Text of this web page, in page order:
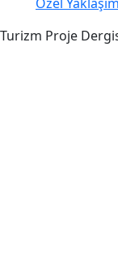
Turizm Proje